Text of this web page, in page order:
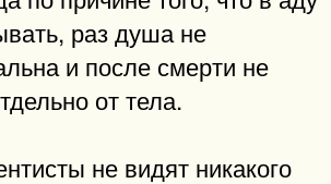
раз душа не
и после смерти не
от тела.
не видят никакого